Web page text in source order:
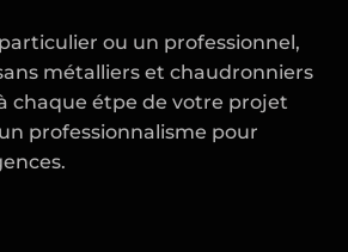
ou un professionnel,
métalliers et chaudronniers
chaque étpe de votre projet
professionnalisme pour